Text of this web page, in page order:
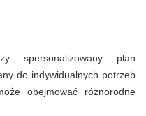
spersonalizowany plan
do indywidualnych potrzeb
obejmować różnorodne